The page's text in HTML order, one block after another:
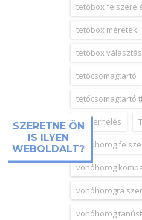
SZERETNE ÖN
IS ILYEN
WEBOLDALT?
tetőbox
tetőbox méretek
tetőbox választás
tetőcsomagtartó
tetőcsomagtartó
tetőterhelés
vonóhorog
vonóhorog
vonóhorogra
vonóhorog